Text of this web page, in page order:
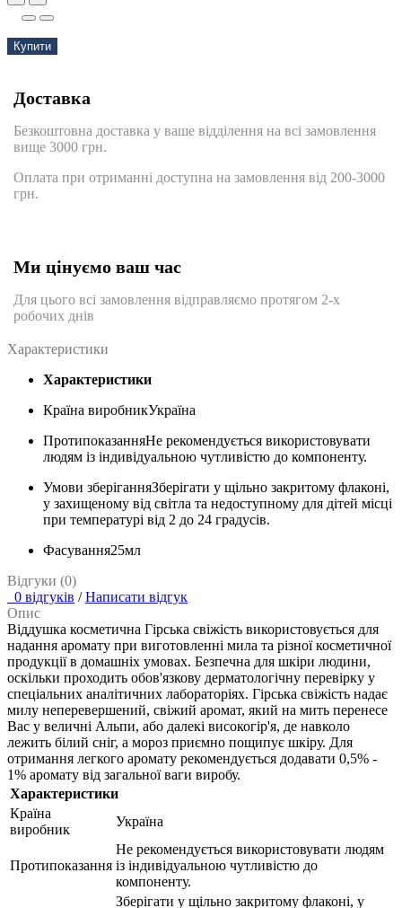
Купити
Доставка
Безкоштовна доставка у ваше відділення на всі замовлення
вище 3000 грн.
Оплата при отриманні доступна на замовлення від 200-3000
грн.
Ми цінуємо ваш час
Для цього всі замовлення відправляємо протягом 2-х
робочих днів
Характеристики
Характеристики
Країна виробникУкраїна
ПротипоказанняНе рекомендується використовувати
людям із індивідуальною чутливістю до компоненту.
Умови зберіганняЗберігати у щільно закритому флаконі,
у захищеному від світла та недоступному для дітей місці
при температурі від 2 до 24 градусів.
Фасування25мл
Відгуки (0)
0 відгуків / Написати відгук
Опис
Віддушка косметична Гірська свіжість використовується для
надання аромату при виготовленні мила та різної косметичної
продукції в домашніх умовах. Безпечна для шкіри людини,
оскільки проходить обов'язкову дерматологічну перевірку у
спеціальних аналітичних лабораторіях. Гірська свіжість надає
милу неперевершений, свіжий аромат, який на мить перенесе
Вас у величні Альпи, або далекі високогір'я, де навколо
лежить білий сніг, а мороз приємно пощипує шкіру. Для
отримання легкого аромату рекомендується додавати 0,5% -
1% аромату від загальної ваги виробу.
Характеристики
Країна
виробник
Україна
Протипоказання
Не рекомендується використовувати людям
із індивідуальною чутливістю до
компоненту.
Зберігати у щільно закритому флаконі, у